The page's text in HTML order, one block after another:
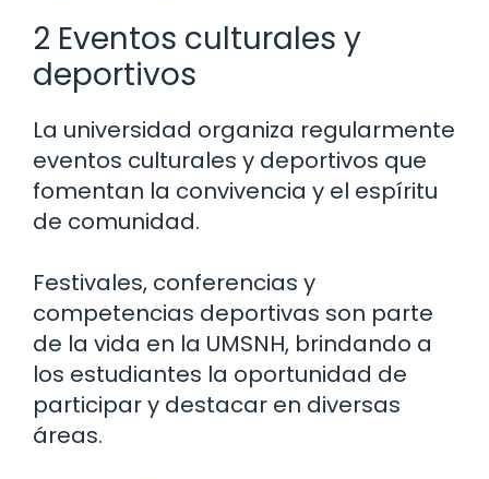
2 Eventos culturales y
deportivos
La universidad organiza regularmente
eventos culturales y deportivos que
fomentan la convivencia y el espíritu
de comunidad.
Festivales, conferencias y
competencias deportivas son parte
de la vida en la UMSNH, brindando a
los estudiantes la oportunidad de
participar y destacar en diversas
áreas.